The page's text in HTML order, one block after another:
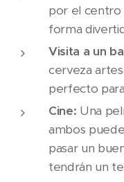
por el centro
forma
Visita a un
cerveza
perfecto
Cine: Una
ambos
pasar un
tendrán un